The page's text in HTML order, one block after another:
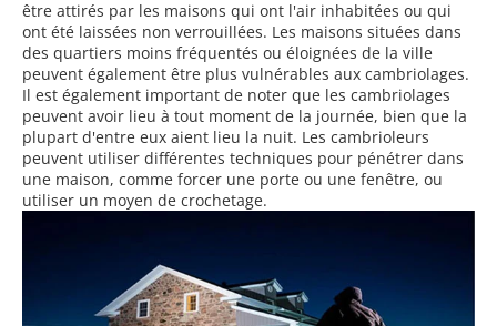
être attirés par les maisons qui ont l'air inhabitées ou qui
ont été laissées non verrouillées. Les maisons situées dans
des quartiers moins fréquentés ou éloignées de la ville
peuvent également être plus vulnérables aux cambriolages.
Il est également important de noter que les cambriolages
peuvent avoir lieu à tout moment de la journée, bien que la
plupart d'entre eux aient lieu la nuit. Les cambrioleurs
peuvent utiliser différentes techniques pour pénétrer dans
une maison, comme forcer une porte ou une fenêtre, ou
utiliser un moyen de crochetage.